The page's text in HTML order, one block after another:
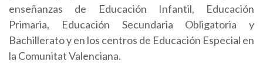
enseñanzas de Educación Infantil, Educación
Primaria, Educación Secundaria Obligatoria y
Bachillerato y en los centros de Educación Especial en
la Comunitat Valenciana.